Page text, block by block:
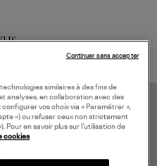
similaires à des fins de
analyses, en collaboration avec des
vos choix via « Paramétrer »,
») ou refuser ceux non strictement
Pour en savoir plus sur l’utilisation de
cookies
Continuer sans accepter